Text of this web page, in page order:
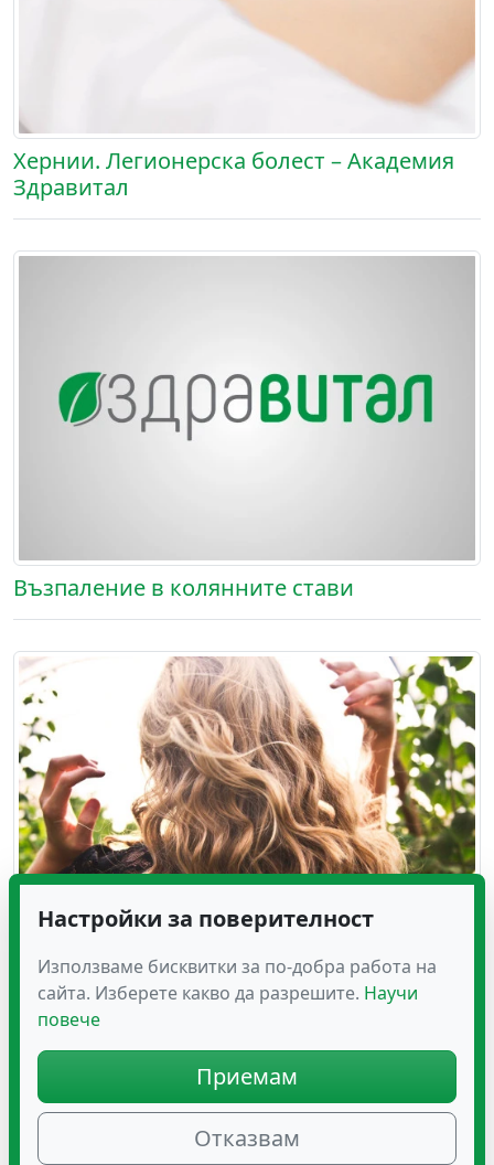
Хернии. Легионерска болест – Академия
Здравитал
Възпаление в колянните стави
Грижа за косата в домашни условия
Настройки за поверителност
Използваме бисквитки за по-добра работа на
сайта. Изберете какво да разрешите. Научи
повече
Приемам
Отказвам